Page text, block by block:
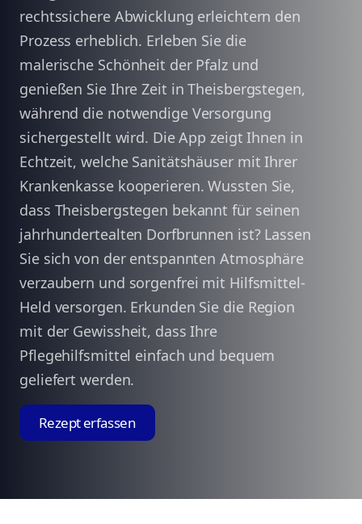
rechtssichere Abwicklung erleichtern den
Prozess erheblich. Erleben Sie die
malerische Schönheit der Pfalz und
genießen Sie Ihre Zeit in Theisbergstegen,
während die notwendige Versorgung
sichergestellt wird. Die App zeigt Ihnen in
Echtzeit, welche Sanitätshäuser mit Ihrer
Krankenkasse kooperieren. Wussten Sie,
dass Theisbergstegen bekannt für seinen
jahrhundertealten Dorfbrunnen ist? Lassen
Sie sich von der entspannten Atmosphäre
verzaubern und sorgenfrei mit Hilfsmittel-
Held versorgen. Erkunden Sie die Region
mit der Gewissheit, dass Ihre
Pflegehilfsmittel einfach und bequem
geliefert werden.
Rezept erfassen